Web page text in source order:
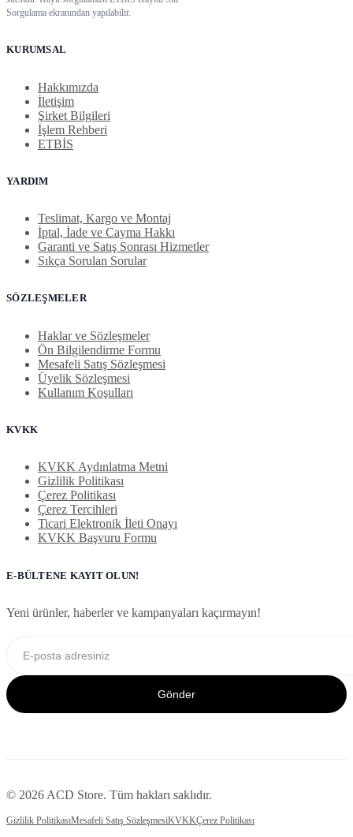
Sorgulama ekranından yapılabilir.
KURUMSAL
Hakkımızda
İletişim
Şirket Bilgileri
İşlem Rehberi
ETBİS
YARDIM
Teslimat, Kargo ve Montaj
İptal, İade ve Cayma Hakkı
Garanti ve Satış Sonrası Hizmetler
Sıkça Sorulan Sorular
SÖZLEŞMELER
Haklar ve Sözleşmeler
Ön Bilgilendirme Formu
Mesafeli Satış Sözleşmesi
Üyelik Sözleşmesi
Kullanım Koşulları
KVKK
KVKK Aydınlatma Metni
Gizlilik Politikası
Çerez Politikası
Çerez Tercihleri
Ticari Elektronik İleti Onayı
KVKK Başvuru Formu
E-BÜLTENE KAYIT OLUN!
Yeni ürünler, haberler ve kampanyaları kaçırmayın!
Gönder
© 2026 ACD Store. Tüm hakları saklıdır.
Gizlilik PolitikasıMesafeli Satış SözleşmesiKVKKÇerez Politikası